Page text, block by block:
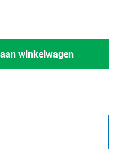
winkelwagen